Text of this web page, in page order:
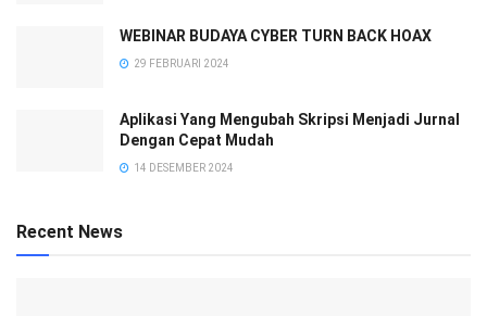
WEBINAR BUDAYA CYBER TURN BACK HOAX
29 FEBRUARI 2024
Aplikasi Yang Mengubah Skripsi Menjadi Jurnal
Dengan Cepat Mudah
14 DESEMBER 2024
Recent News